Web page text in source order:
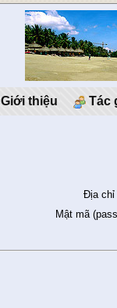
Giới thiệu Tác
Địa chỉ
Mật mã